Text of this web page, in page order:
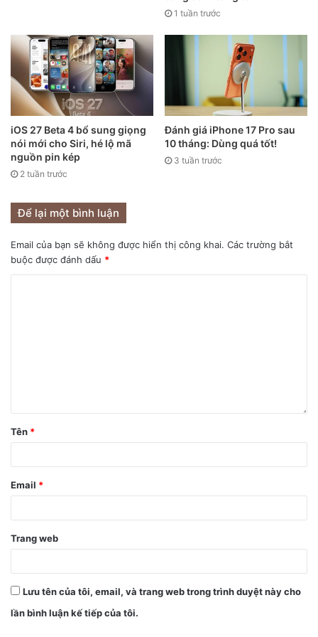
thông minh tốt nhất theo DisplayMate. Điều đó đồng nghĩa
với việc iPhone 13 Pro cũng sở hữu một màn hình tốt nhất
hiện nay.
Sản phẩm được trang bị tấm nền OLED kích thước 6.1 inch
về màn hình 60Hz, mọi chuyển động, hoạt ảnh đều có sự
1 tuần trước
iOS 27 Beta 4 bổ sung giọng
nói mới cho Siri, hé lộ mã
nguồn pin kép
2 tuần trước
Đánh giá iPhone 17 Pro sau
10 tháng: Dùng quá tốt!
3 tuần trước
Để lại một bình luận
Email của bạn sẽ không được hiển thị công khai. Các trường bắt
buộc được đánh dấu *
Tên *
Email *
Trang web
Lưu tên của tôi, email, và trang web trong trình duyệt này cho
lần bình luận kế tiếp của tôi.